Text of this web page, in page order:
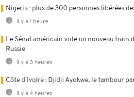
Nigeria : plus de 300 personnes libérées
Il y a 1 heure
Le Sénat américain vote un nouveau train
Russie
Il y a 3 heures
Côte d'Ivoire : Djidji Ayokwe, le tambour
Il y a 4 heures